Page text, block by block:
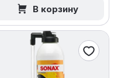
В корзину